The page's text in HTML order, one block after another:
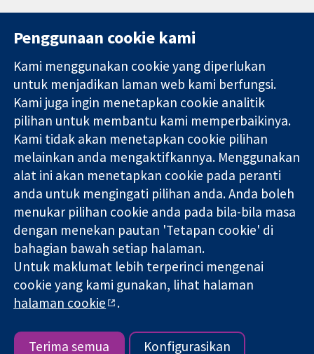
Bukti yang
dipercayai.
keputusan
termaklum
Kesihatan yang
lebih baik
11-13 Cavendish
Square
London
W1G 0AN
United Kingdom
Hubungi kita
Berita
Pejabat
akhbar
Perihal Kami
Pekerjaan
Cochrane
Library
Kolaborasi Cochrane ialah sebuah badan amal (no. 1045921) dan
sebuah syarikat terhad oleh jaminan (no. 03044323) yang
berdaftar di England & Wales. Nombor pendaftaran VAT GB 718
2127 49.
Hak Cipta © 2026 Kolabrasi Cochrane
cookie|Tetapan cookie
Penggunaan cookie kami
Kami menggunakan cookie yang diperlukan
untuk menjadikan laman web kami berfungsi.
Kami juga ingin menetapkan cookie analitik
pilihan untuk membantu kami memperbaikinya.
Kami tidak akan menetapkan cookie pilihan
melainkan anda mengaktifkannya. Menggunakan
alat ini akan menetapkan cookie pada peranti
anda untuk mengingati pilihan anda. Anda boleh
menukar pilihan cookie anda pada bila-bila masa
dengan menekan pautan 'Tetapan cookie' di
bahagian bawah setiap halaman.
Untuk maklumat lebih terperinci mengenai
cookie yang kami gunakan, lihat halaman
halaman cookie
.
Terima semua Konfigurasikan